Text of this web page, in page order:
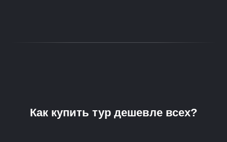
Как купить тур дешевле всех?